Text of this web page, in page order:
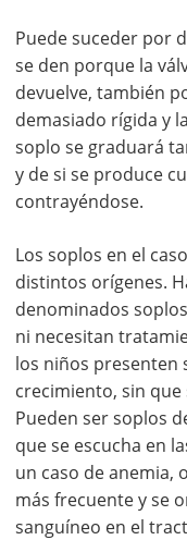
Puede suceder por
se den porque la
devuelve, también
demasiado rígida y
soplo se graduará
y de si se produce
contrayéndose.
Los soplos en el
distintos orígenes.
denominados
ni necesitan
los niños presenten
crecimiento, sin
Pueden ser soplos
que se escucha en
un caso de anemia,
más frecuente y se
sanguíneo en el